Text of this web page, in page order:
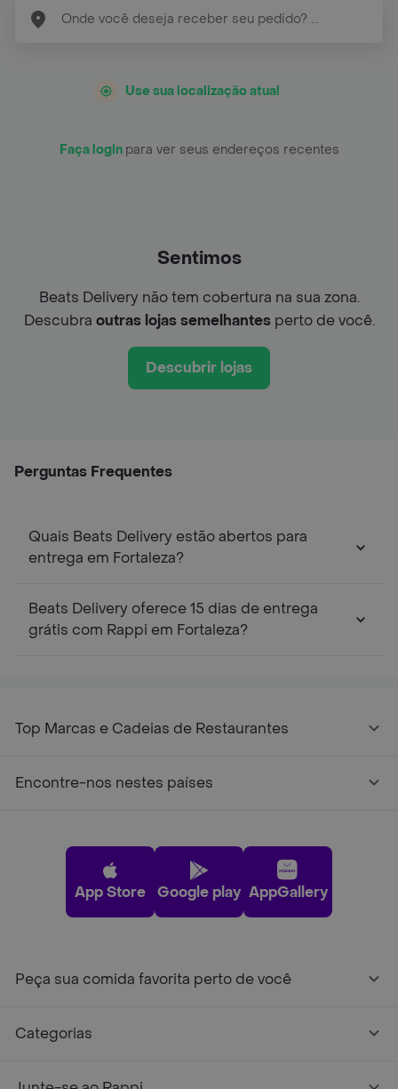
Use sua localização atual
Faça login para ver seus endereços recentes
Sentimos
Beats Delivery não tem cobertura na sua zona.
Descubra outras lojas semelhantesperto de você.
Descubrir lojas
Perguntas Frequentes
Quais Beats Delivery estão abertos para
entrega em Fortaleza?
Beats Delivery oferece 15 dias de entrega
grátis com Rappi em Fortaleza?
Top Marcas e Cadeias de Restaurantes
Encontre-nos nestes países
App Store Google play AppGallery
Peça sua comida favorita perto de você
Categorias